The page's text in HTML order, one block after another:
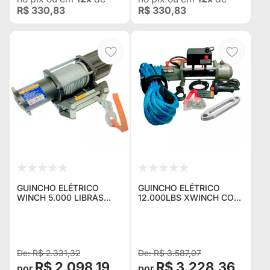
R$ 330,83
R$ 330,83
GUINCHO ELÉTRICO
WINCH 5.000 LIBRAS
R$ 2.331,32
GUINCHO ELÉTRICO
12.000LBS XWINCH COM
R$ 3.587,07